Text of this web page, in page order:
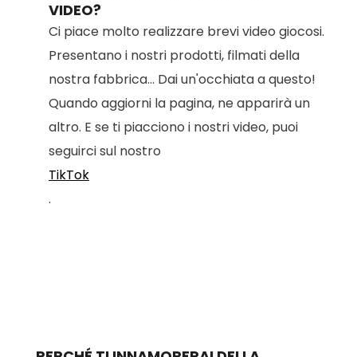
VIDEO?
Ci piace molto realizzare brevi video giocosi.
Presentano i nostri prodotti, filmati della
nostra fabbrica... Dai un'occhiata a questo!
Quando aggiorni la pagina, ne apparirà un
altro. E se ti piacciono i nostri video, puoi
seguirci sul nostro
TikTok
.